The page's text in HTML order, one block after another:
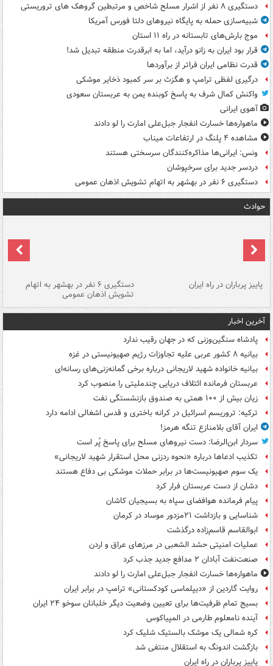
دستگیری ۸ نفر از اشرار مسلح شاخص و مرتبطین گروهک های تروریستی
شبیه‌سازی حمله به پایگاه نیروهای دلتا فورس آمریکا
موج بارش‌های تابستانه در راه ۱۱ استان
قرار بود ایران به زانو درآید، اما به ابرقدرت منطقه تبدیل شد!
قدرت نظامی ایران فراتر از برآوردها
درگیری لفظی ترامپ و هگزث بر سر کمبود ذخایر موشکی
واکنش کمال شرف به پاسخ کوبنده یمن به عربستان سعودی
آهوی ایرانی
ماهواره‌ها خسارت انفجار جبل‌علی امارت را لو دادند
مشاهده ۴ پلنگ در ارتفاعات میناب
ونس: ایرانی‌ها مذاکره‌کنندگان سرسختی هستند
دردسر جدید برای سرخپوشان
دستگیری ۶ نفر در بهشهر به اتهام تشویش اذهان عمومی
حوادث
پاییز پرباران در راه ایران دستگیری ۶ نفر در بهشهر به اتهام
تشویش اذهان عمومی
آخرین اخبار
پادشاه سنگین‌وزنی که در جهان رقیب ندارد
بیانیه ۸ کشور عربی علیه تجاوزات رژیم صهیونیستی در غزه
بیانیه خانواده شهید لاریجانی درباره برخی گمانه‌زنی‌های رسانه‌ای
عربستان فرمانده ائتلاف دریایی چندملیتی را منصوب کرد
زیان بیش از ۱۰۰ همتی به صندوق‌ بازنشستگی نفت
ترکیه: تروریسم اسرائیل در کرانه باختری و قدس اشغالی ادامه دارد
ایران آقای بلامنازع تنگه هرمز!
سردار ابن‌الرضا: دست نیروهای مسلح برای پاسخ پُر است
تکذیب ادعاها درباره «نحوه ردزنی محل استقرار شهید لاریجانی»
یک‌ سوم صهیونیست‌ها در برابر حملات موشکی بی دفاع هستند
دشان از دست عربستان فرار کرد
پیام فرمانده هوافضای سپاه به بسیجیان کاشان
شناسایی و بازداشت ۲۱مزدور موساد در کرمان
ابوالقاسم قاسم‌زاده درگذشت
عملیات امنیتی حشد الشعبی در مرزهای عراق و اردن
صنعت‌نفت آبادان ۲ مدافع جدید جذب کرد
ماهواره‌ها خسارت انفجار جبل‌علی امارت را لو دادند
روایت گاردین از «دیپلماسی کودکستانی» ترامپ در برابر ایران
بسیج تمام ظرفیت‌ها برای تعیین وضعیت دیگر خلبانان سوخو ۲۴ ایران
آینده نامعلوم طارمی در المپیاکوس
کره شمالی یک موشک بالستیک شلیک کرد
بازگشت اندونگ به استقلال منتفی شد
پاییز پرباران در راه ایران